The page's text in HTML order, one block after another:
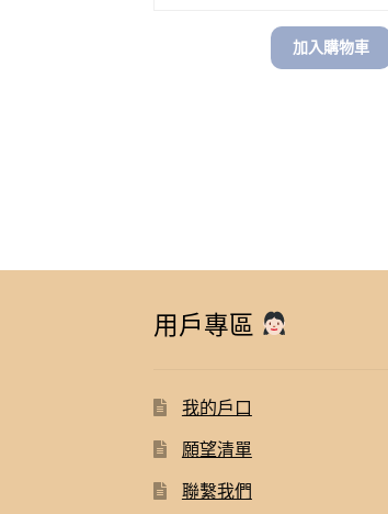
加入購物車
用戶專區
我的戶口
願望清單
聯繫我們